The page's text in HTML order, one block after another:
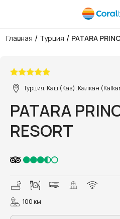
Главная / Турция / PATARA
Турция, Каш (Kas), Калкан
PATARA
RESORT
100 км